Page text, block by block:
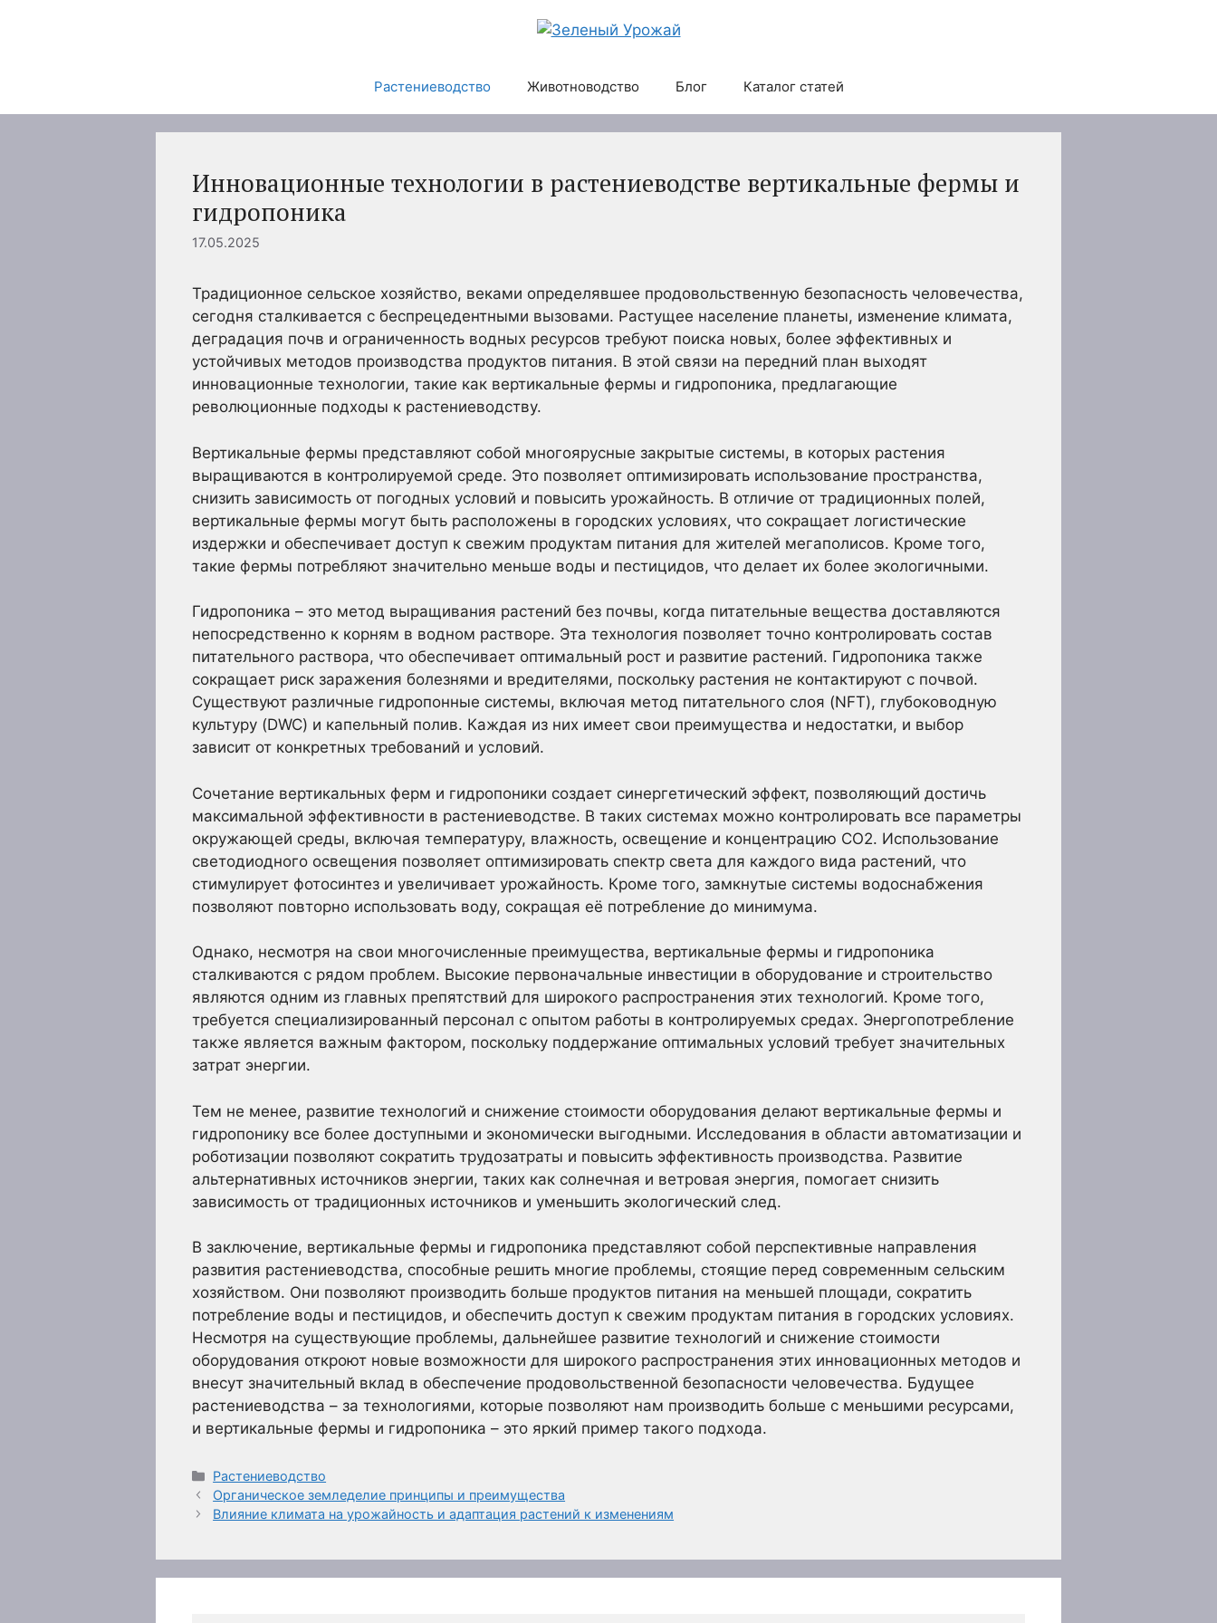
Растениеводство Животноводство Блог Каталог статей
Инновационные технологии в растениеводстве вертикальные фермы и
гидропоника
17.05.2025
Традиционное сельское хозяйство, веками определявшее продовольственную безопасность человечества,
сегодня сталкивается с беспрецедентными вызовами. Растущее население планеты, изменение климата,
деградация почв и ограниченность водных ресурсов требуют поиска новых, более эффективных и
устойчивых методов производства продуктов питания. В этой связи на передний план выходят
инновационные технологии, такие как вертикальные фермы и гидропоника, предлагающие
революционные подходы к растениеводству.
Вертикальные фермы представляют собой многоярусные закрытые системы, в которых растения
выращиваются в контролируемой среде. Это позволяет оптимизировать использование пространства,
снизить зависимость от погодных условий и повысить урожайность. В отличие от традиционных полей,
вертикальные фермы могут быть расположены в городских условиях, что сокращает логистические
издержки и обеспечивает доступ к свежим продуктам питания для жителей мегаполисов. Кроме того,
такие фермы потребляют значительно меньше воды и пестицидов, что делает их более экологичными.
Гидропоника – это метод выращивания растений без почвы, когда питательные вещества доставляются
непосредственно к корням в водном растворе. Эта технология позволяет точно контролировать состав
питательного раствора, что обеспечивает оптимальный рост и развитие растений. Гидропоника также
сокращает риск заражения болезнями и вредителями, поскольку растения не контактируют с почвой.
Существуют различные гидропонные системы, включая метод питательного слоя (NFT), глубоководную
культуру (DWC) и капельный полив. Каждая из них имеет свои преимущества и недостатки, и выбор
зависит от конкретных требований и условий.
Сочетание вертикальных ферм и гидропоники создает синергетический эффект, позволяющий достичь
максимальной эффективности в растениеводстве. В таких системах можно контролировать все параметры
окружающей среды, включая температуру, влажность, освещение и концентрацию CO2. Использование
светодиодного освещения позволяет оптимизировать спектр света для каждого вида растений, что
стимулирует фотосинтез и увеличивает урожайность. Кроме того, замкнутые системы водоснабжения
позволяют повторно использовать воду, сокращая её потребление до минимума.
Однако, несмотря на свои многочисленные преимущества, вертикальные фермы и гидропоника
сталкиваются с рядом проблем. Высокие первоначальные инвестиции в оборудование и строительство
являются одним из главных препятствий для широкого распространения этих технологий. Кроме того,
требуется специализированный персонал с опытом работы в контролируемых средах. Энергопотребление
также является важным фактором, поскольку поддержание оптимальных условий требует значительных
затрат энергии.
Тем не менее, развитие технологий и снижение стоимости оборудования делают вертикальные фермы и
гидропонику все более доступными и экономически выгодными. Исследования в области автоматизации и
роботизации позволяют сократить трудозатраты и повысить эффективность производства. Развитие
альтернативных источников энергии, таких как солнечная и ветровая энергия, помогает снизить
зависимость от традиционных источников и уменьшить экологический след.
В заключение, вертикальные фермы и гидропоника представляют собой перспективные направления
развития растениеводства, способные решить многие проблемы, стоящие перед современным сельским
хозяйством. Они позволяют производить больше продуктов питания на меньшей площади, сократить
потребление воды и пестицидов, и обеспечить доступ к свежим продуктам питания в городских условиях.
Несмотря на существующие проблемы, дальнейшее развитие технологий и снижение стоимости
оборудования откроют новые возможности для широкого распространения этих инновационных методов и
внесут значительный вклад в обеспечение продовольственной безопасности человечества. Будущее
растениеводства – за технологиями, которые позволяют нам производить больше с меньшими ресурсами,
и вертикальные фермы и гидропоника – это яркий пример такого подхода.
Рубрики
Растениеводство
Органическое земледелие принципы и преимущества
Влияние климата на урожайность и адаптация растений к изменениям